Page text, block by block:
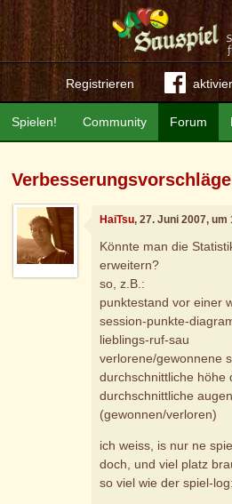
Registrieren
Community Forum
Spielen!
Verbesserungsvorschläge
HaiTsu, 27. Juni 2007, um
Könnte man die
erweitern?
so, z.B.:
punktestand vor einer
session-punkte-
lieblings-ruf-sau
verlorene/gewonnene
durchschnittliche höhe
durchschnittliche
(gewonnen/verloren)
ich weiss, is nur ne
doch, und viel platz
so viel wie der spiel-